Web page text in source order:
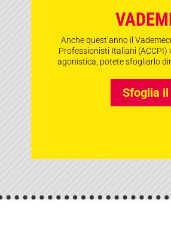
Anche quest’anno il
Professionisti Italiani (ACCPI)
agonistica, potete sfogliarlo
Sfoglia il